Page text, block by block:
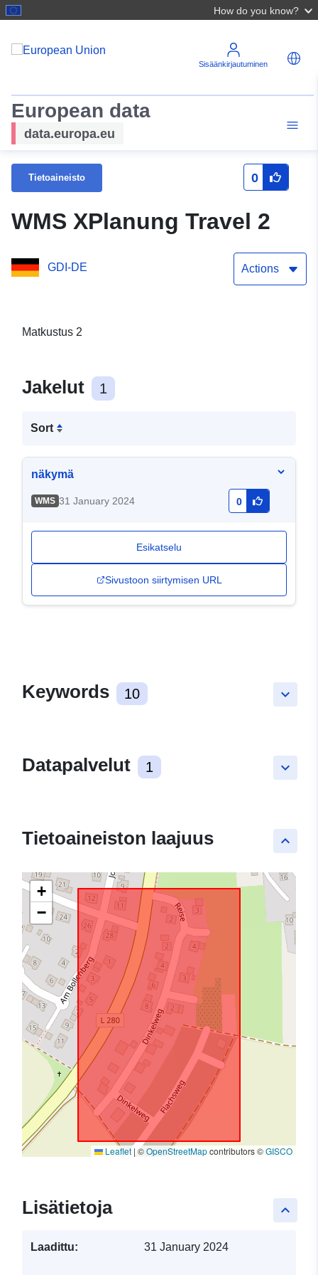
How do you know?
Sisäänkirjautuminen
European data
data.europa.eu
Tietoaineisto 0
WMS XPlanung Travel 2
GDI-DE Actions
Matkustus 2
Jakelut 1
Sort
näkymä
WMS 31 January 2024 0
Esikatselu
Sivustoon siirtymisen URL
keyboard_arrow_down
Keywords 10
keyboard_arrow_down
Datapalvelut 1
keyboard_arrow_up
Tietoaineiston laajuus
+
−
Leaflet | ©OpenStreetMapcontributors ©GISCO
keyboard_arrow_up
Lisätietoja
Laadittu: 31 January 2024